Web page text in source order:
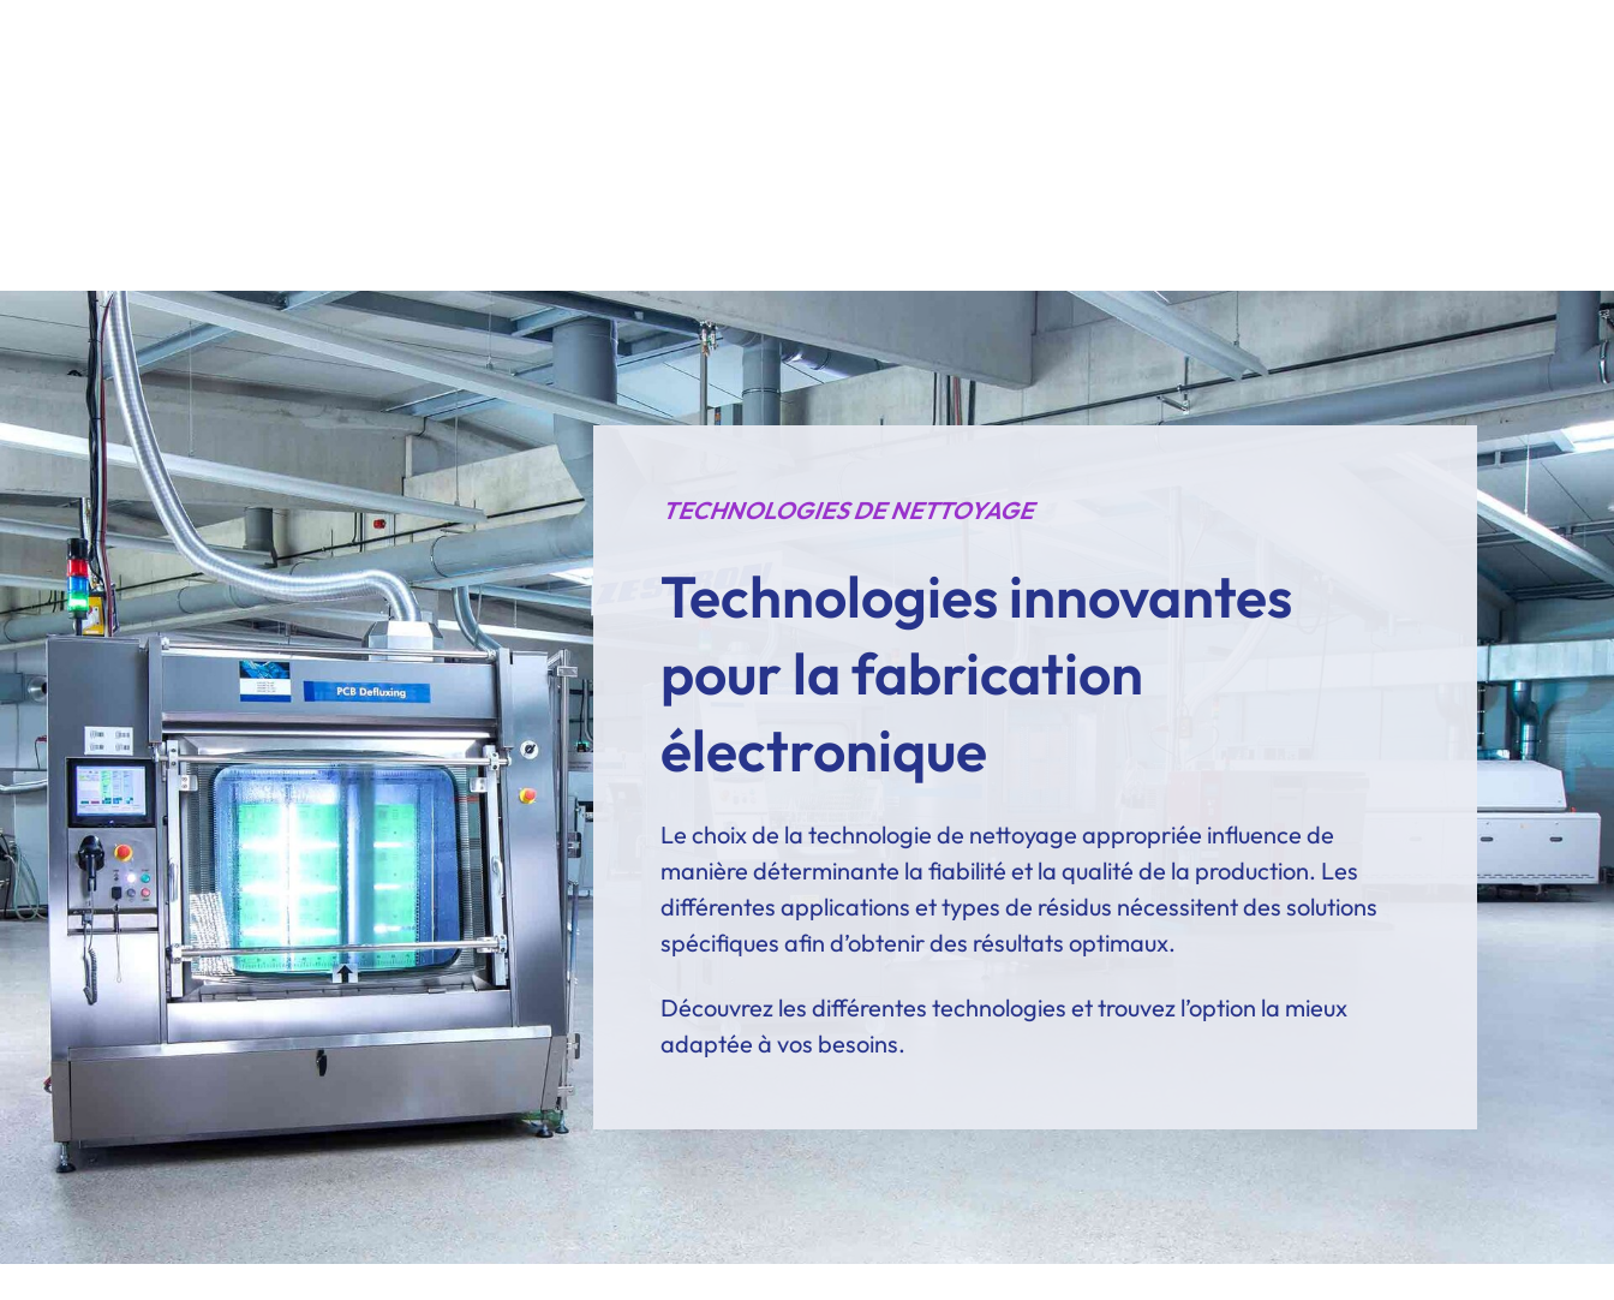
TECHNOLOGIES DE NETTOYAGE
Technologies innovantes
pour la fabrication
électronique
Le choix de la technologie de nettoyage appropriée influence de
manière déterminante la fiabilité et la qualité de la production. Les
différentes applications et types de résidus nécessitent des solutions
spécifiques afin d’obtenir des résultats optimaux.
Découvrez les différentes technologies et trouvez l’option la mieux
adaptée à vos besoins.